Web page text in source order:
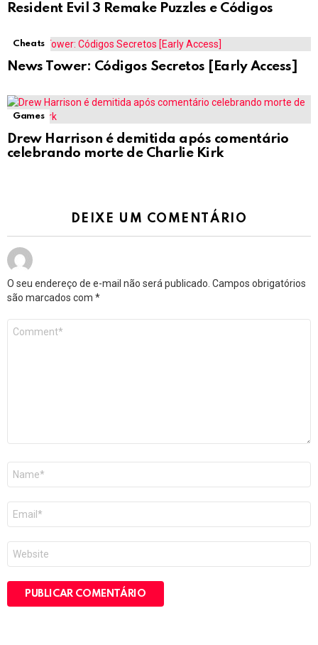
Resident Evil 3 Remake Puzzles e Códigos
Cheats
News Tower: Códigos Secretos [Early Access]
Games
Drew Harrison é demitida após comentário
celebrando morte de Charlie Kirk
DEIXE UM COMENTÁRIO
O seu endereço de e-mail não será publicado. Campos obrigatórios
são marcados com *
mail
*